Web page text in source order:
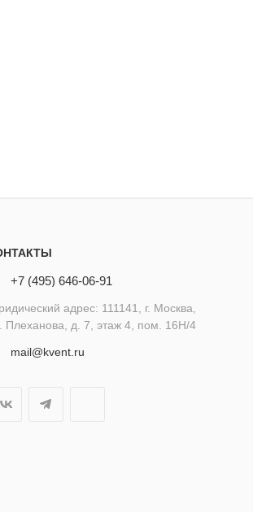
+7 (495) 646-06-91
адрес: 111141, г. Москва,
Плеханова, д. 7, этаж 4, пом. 16Н/4
mail@kvent.ru